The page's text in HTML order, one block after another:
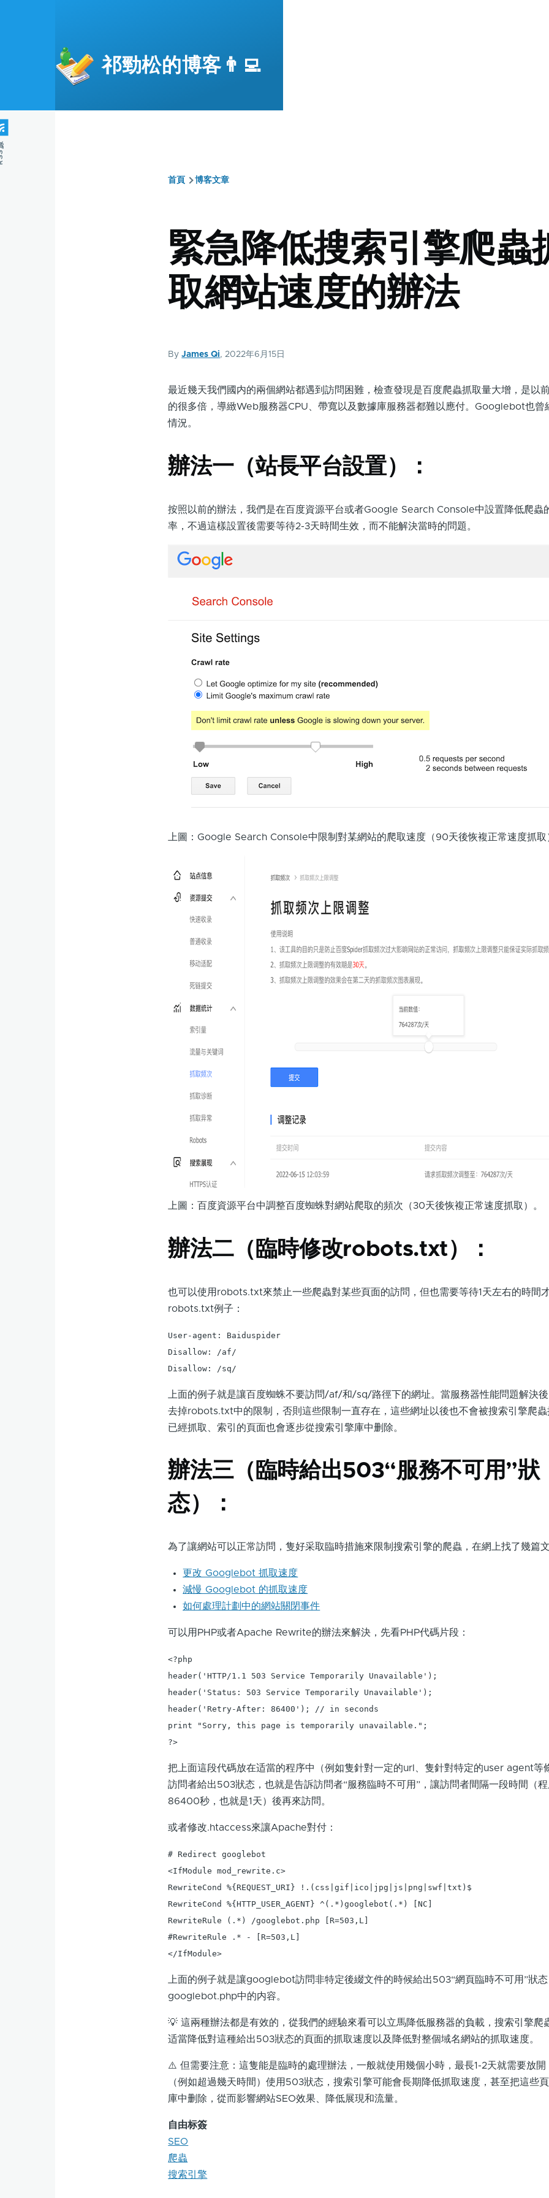
祁勁松的博客👨‍💻
航
連
結
首頁 博客文章
緊急降低搜索引擎爬蟲
取網站速度的辦法
ByJames Qi, 2022年6月15日
最近幾天我們國内的兩個網站都遇到訪問困難，檢查發現是百度爬蟲抓取量大增，是以
的很多倍，導緻Web服務器CPU、帶寬以及數據庫服務器都難以應付。Googlebot也曾
情況。
辦法一（站長平台設置）：
按照以前的辦法，我們是在百度資源平台或者Google Search Console中設置降低爬蟲
率，不過這樣設置後需要等待2-3天時間生效，而不能解決當時的問題。
上圖：Google Search Console中限制對某網站的爬取速度（90天後恢複正常速度抓取
上圖：百度資源平台中調整百度蜘蛛對網站爬取的頻次（30天後恢複正常速度抓取）。
辦法二（臨時修改robots.txt）：
也可以使用robots.txt來禁止一些爬蟲對某些頁面的訪問，但也需要等待1天左右的時間
robots.txt例子：
User-agent: Baiduspider
Disallow: /af/
Disallow: /sq/
上面的例子就是讓百度蜘蛛不要訪問/af/和/sq/路徑下的網址。當服務器性能問題解決
去掉robots.txt中的限制，否則這些限制一直存在，這些網址以後也不會被搜索引擎爬
已經抓取、索引的頁面也會逐步從搜索引擎庫中删除。
辦法三（臨時給出503“服務不可用”狀
态）：
為了讓網站可以正常訪問，隻好采取臨時措施來限制搜索引擎的爬蟲，在網上找了幾篇
更改 Googlebot 抓取速度
減慢 Googlebot 的抓取速度
如何處理計劃中的網站關閉事件
可以用PHP或者Apache Rewrite的辦法來解決，先看PHP代碼片段：
<?php
header('HTTP/1.1 503 Service Temporarily Unavailable');
header('Status: 503 Service Temporarily Unavailable');
header('Retry-After: 86400'); // in seconds
print "Sorry, this page is temporarily unavailable.";
?>
把上面這段代碼放在适當的程序中（例如隻針對一定的url、隻針對特定的user agent等
訪問者給出503狀态，也就是告訴訪問者“服務臨時不可用”，讓訪問者間隔一段時間（
86400秒，也就是1天）後再來訪問。
或者修改.htaccess來讓Apache對付：
# Redirect googlebot
<IfModule mod_rewrite.c>
RewriteCond %{REQUEST_URI} !.(css|gif|ico|jpg|js|png|swf|txt)$
RewriteCond %{HTTP_USER_AGENT} ^(.*)googlebot(.*) [NC]
RewriteRule (.*) /googlebot.php [R=503,L]
#RewriteRule .* - [R=503,L]
</IfModule>
上面的例子就是讓googlebot訪問非特定後綴文件的時候給出503“網頁臨時不可用”狀
googlebot.php中的内容。
💡 這兩種辦法都是有效的，從我們的經驗來看可以立馬降低服務器的負載，搜索引擎爬
适當降低對這種給出503狀态的頁面的抓取速度以及降低對整個域名網站的抓取速度。
⚠️ 但需要注意：這隻能是臨時的處理辦法，一般就使用幾個小時，最長1-2天就需要放開
（例如超過幾天時間）使用503狀态，搜索引擎可能會長期降低抓取速度，甚至把這些
庫中删除，從而影響網站SEO效果、降低展現和流量。
自由标簽
SEO
爬蟲
搜索引擎